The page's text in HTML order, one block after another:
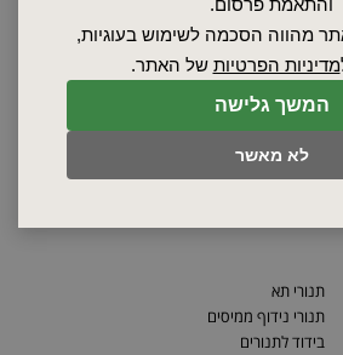
המשך גלישה
לא מאשר
מהווה הסכמה לשימוש בעוגיות,
מדיניות הפרטיות של האתר.
תנורי תא
תנורי נידוף ממיסים
בידוד לתנורים